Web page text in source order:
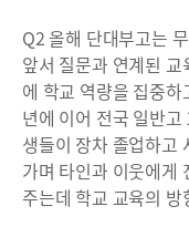
Q2 올해 단대부고는
앞서 질문과 연계된
에 학교 역량을 집중
년에 이어 전국 일반
생들이 장차 졸업하고
가며 타인과 이웃에게
주는데 학교 교육의